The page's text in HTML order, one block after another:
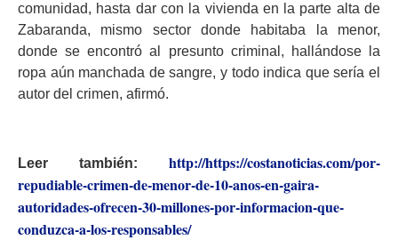
comunidad, hasta dar con la vivienda en la parte alta de
Zabaranda, mismo sector donde habitaba la menor,
donde se encontró al presunto criminal, hallándose la
ropa aún manchada de sangre, y todo indica que sería el
autor del crimen, afirmó.
Leer también: http://https://costanoticias.com/por-
repudiable-crimen-de-menor-de-10-anos-en-gaira-
autoridades-ofrecen-30-millones-por-informacion-que-
conduzca-a-los-responsables/